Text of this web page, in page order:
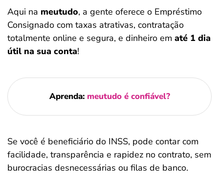
Aqui na meutudo, a gente oferece o Empréstimo
Consignado com taxas atrativas, contratação
totalmente online e segura, e dinheiro em até 1 dia
útil na sua conta!
Aprenda: meutudo é confiável?
Se você é beneficiário do INSS, pode contar com
facilidade, transparência e rapidez no contrato, sem
burocracias desnecessárias ou filas de banco.